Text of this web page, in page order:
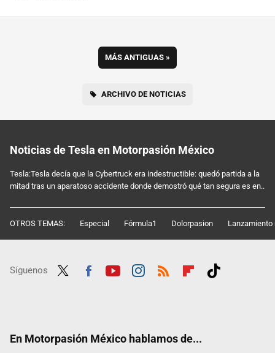
MÁS ANTIGUAS »
ARCHIVO DE NOTICIAS
Noticias de Tesla en Motorpasión México
Tesla:Tesla decía que la Cybertruck era indestructible: quedó partida a la
mitad tras un aparatoso accidente donde demostró qué tan segura es en..
OTROS TEMAS: Especial Fórmula1 Dolorpasion Lanzamiento
Síguenos
En Motorpasión México hablamos de...